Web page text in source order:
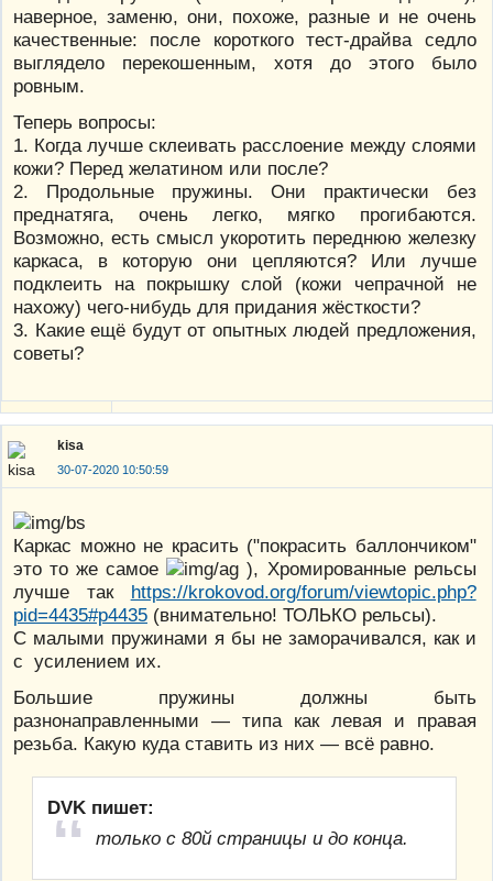
наверное, заменю, они, похоже, разные и не очень
качественные: после короткого тест-драйва седло
выглядело перекошенным, хотя до этого было
ровным.
Теперь вопросы:
1. Когда лучше склеивать расслоение между слоями
кожи? Перед желатином или после?
2. Продольные пружины. Они практически без
преднатяга, очень легко, мягко прогибаются.
Возможно, есть смысл укоротить переднюю железку
каркаса, в которую они цепляются? Или лучше
подклеить на покрышку слой (кожи чепрачной не
нахожу) чего-нибудь для придания жёсткости?
3. Какие ещё будут от опытных людей предложения,
советы?
kisa
30-07-2020 10:50:59
Каркас можно не красить ("покрасить баллончиком"
это то же самое
), Хромированные рельсы
лучше так https://krokovod.org/forum/viewtopic.php?
pid=4435#p4435 (внимательно! ТОЛЬКО рельсы).
С малыми пружинами я бы не заморачивался, как и
с усилением их.
Большие пружины должны быть
разнонаправленными — типа как левая и правая
резьба. Какую куда ставить из них — всё равно.
DVK пишет:
только с 80й страницы и до конца.